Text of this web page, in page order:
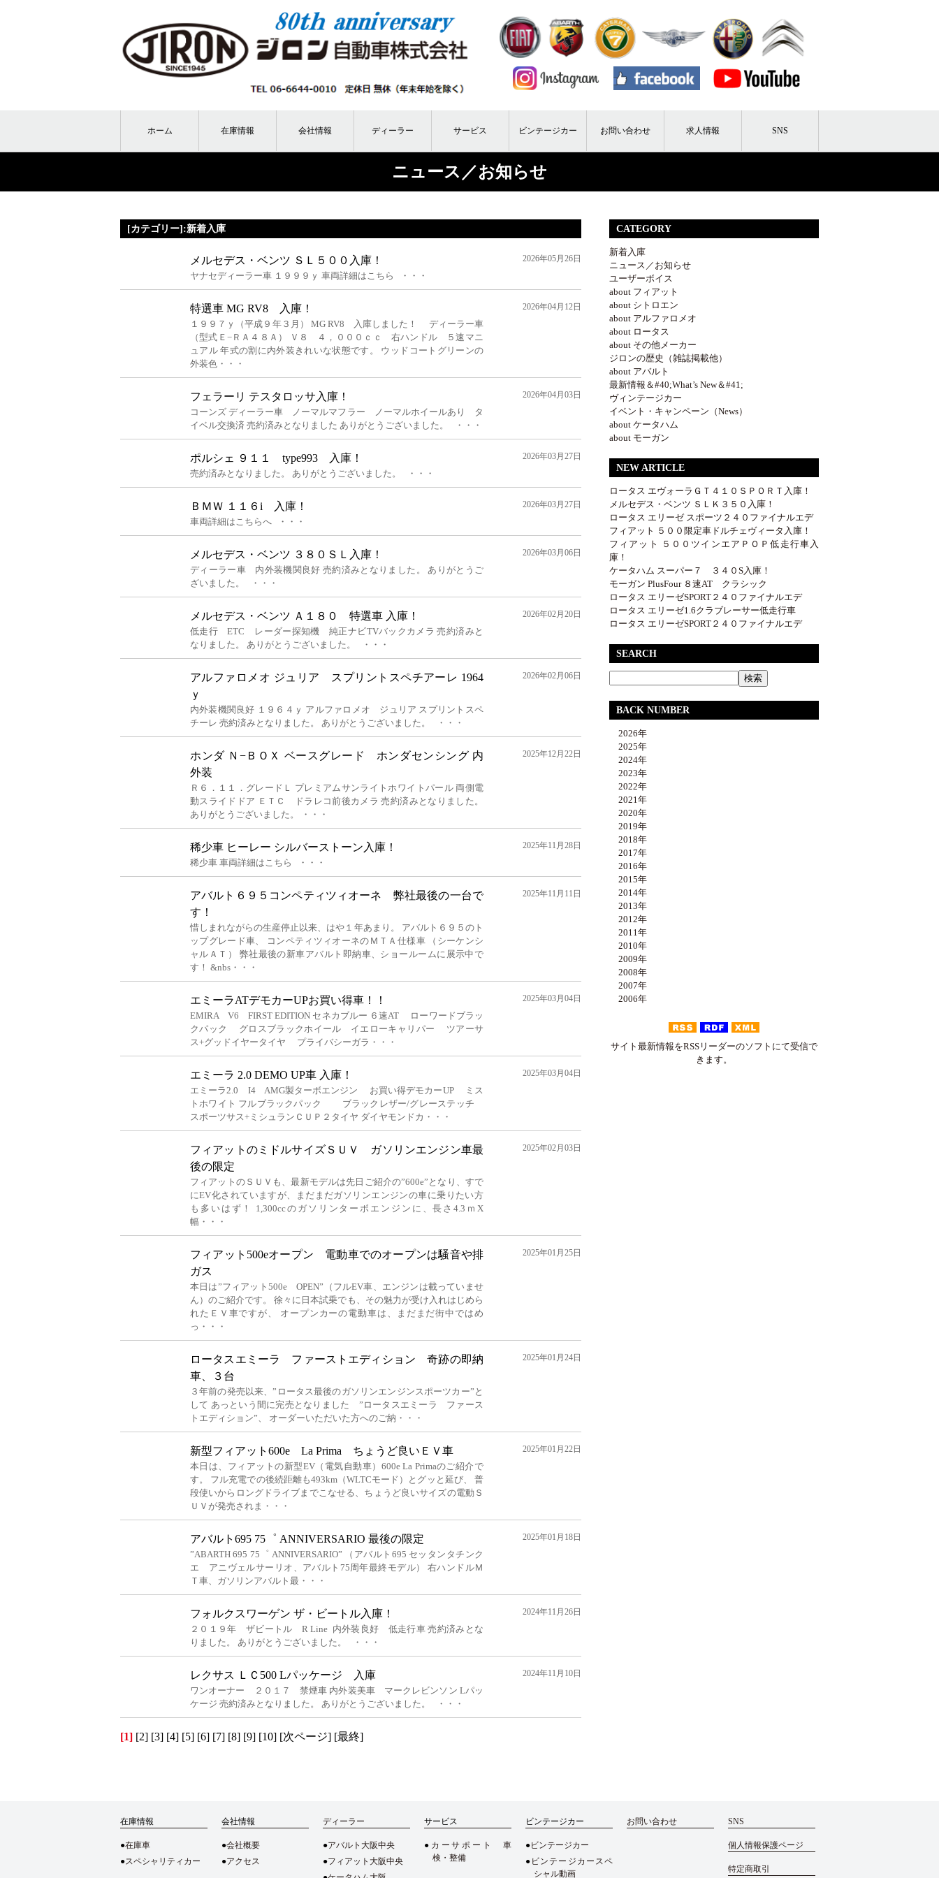
ホーム 在庫情報 会社情報 ディーラー サービス ビンテージカー お問い合わせ 求人情報 SNS
ニュース／お知らせ
[カテゴリー]:新着入庫
メルセデス・ベンツ ＳＬ５００入庫！
ヤナセディーラー車 １９９９ｙ 車両詳細はこちら ・・・
2026年05月26日
特選車 MG RV8 入庫！
１９９７ｙ（平成９年３月） MG RV8 入庫しました！ ディーラー車
（型式Ｅ−ＲＡ４８Ａ） Ｖ８ ４，０００ｃｃ 右ハンドル ５速マニ
ュアル 年式の割に内外装きれいな状態です。 ウッドコートグリーンの
外装色・・・
2026年04月12日
フェラーリ テスタロッサ入庫！
コーンズ ディーラー車 ノーマルマフラー ノーマルホイールあり タ
イベル交換済 売約済みとなりました ありがとうございました。 ・・・
2026年04月03日
ポルシェ ９１１ type993 入庫！
売約済みとなりました。 ありがとうございました。 ・・・
2026年03月27日
ＢＭＷ １１６i 入庫！
車両詳細はこちらへ ・・・
2026年03月27日
メルセデス・ベンツ ３８０ＳＬ入庫！
ディーラー車 内外装機関良好 売約済みとなりました。 ありがとうご
ざいました。 ・・・
2026年03月06日
メルセデス・ベンツ Ａ１８０ 特選車 入庫！
低走行 ETC レーダー探知機 純正ナビTVバックカメラ 売約済みと
なりました。 ありがとうございました。 ・・・
2026年02月20日
アルファロメオ ジュリア スプリントスペチアーレ 1964
ｙ
内外装機関良好 １９６４ｙ アルファロメオ ジュリア スプリントスペ
チーレ 売約済みとなりました。 ありがとうございました。 ・・・
2026年02月06日
ホンダ Ｎ−ＢＯＸ ベースグレード ホンダセンシング 内
外装
Ｒ６．１１．グレードＬ プレミアムサンライトホワイトパール 両側電
動スライドドア ＥＴＣ ドラレコ前後カメラ 売約済みとなりました。
ありがとうございました。 ・・・
2025年12月22日
稀少車 ヒーレー シルバーストーン入庫！
稀少車 車両詳細はこちら ・・・
2025年11月28日
アバルト６９５コンペティツィオーネ 弊社最後の一台で
す！
惜しまれながらの生産停止以来、はや１年あまり。 アバルト６９５のト
ップグレード車、 コンペティツィオーネのＭＴＡ仕様車 （シーケンシ
ャルＡＴ） 弊社最後の新車アバルト即納車、ショールームに展示中で
す！ &nbs・・・
2025年11月11日
エミーラATデモカーUPお買い得車！！
EMIRA V6 FIRST EDITION セネカブルー ６速AT ローワードブラッ
クパック グロスブラックホイール イエローキャリパー ツアーサ
ス+グッドイヤータイヤ プライバシーガラ・・・
2025年03月04日
エミーラ 2.0 DEMO UP車 入庫！
エミーラ2.0 I4 AMG製ターボエンジン お買い得デモカーUP ミス
トホワイト フルブラックパック ブラックレザー/グレーステッチ
スポーツサス+ミシュランＣＵＰ２タイヤ ダイヤモンドカ・・・
2025年03月04日
フィアットのミドルサイズＳＵＶ ガソリンエンジン車最
後の限定
フィアットのＳＵＶも、最新モデルは先日ご紹介の”600e”となり、すで
にEV化されていますが、まだまだガソリンエンジンの車に乗りたい方
も多いはず！ 1,300ccのガソリンターボエンジンに、長さ4.3ｍX
幅・・・
2025年02月03日
フィアット500eオープン 電動車でのオープンは騒音や排
ガス
本日は”フィアット500e OPEN”（フルEV車、エンジンは載っていませ
ん）のご紹介です。 徐々に日本試乗でも、その魅力が受け入れはじめら
れたＥＶ車ですが、 オープンカーの電動車は、まだまだ街中ではめ
っ・・・
2025年01月25日
ロータスエミーラ ファーストエディション 奇跡の即納
車、３台
３年前の発売以来、”ロータス最後のガソリンエンジンスポーツカー”と
して あっという間に完売となりました ”ロータスエミーラ ファース
トエディション”、 オーダーいただいた方へのご納・・・
2025年01月24日
新型フィアット600e La Prima ちょうど良いＥＶ車
本日は、フィアットの新型EV（電気自動車）600e La Primaのご紹介で
す。 フル充電での後続距離も493km（WLTCモード）とグッと延び、 普
段使いからロングドライブまでこなせる、ちょうど良いサイズの電動Ｓ
ＵＶが発売されま・・・
2025年01月22日
アバルト695 75゜ ANNIVERSARIO 最後の限定
”ABARTH 695 75゜ ANNIVERSARIO” （アバルト695 セッタンタチンク
エ アニヴェルサーリオ、アバルト75周年最終モデル） 右ハンドルＭ
Ｔ車、ガソリンアバルト最・・・
2025年01月18日
フォルクスワーゲン ザ・ビートル入庫！
２０１９年 ザビートル R Line 内外装良好 低走行車 売約済みとな
りました。 ありがとうございました。 ・・・
2024年11月26日
レクサス ＬＣ500 Lパッケージ 入庫
ワンオーナー ２０１７ 禁煙車 内外装美車 マークレビンソン Lパッ
ケージ 売約済みとなりました。 ありがとうございました。 ・・・
2024年11月10日
[1] [2] [3] [4] [5] [6] [7] [8] [9] [10] [次ページ] [最終]
CATEGORY
新着入庫
ニュース／お知らせ
ユーザーボイス
about フィアット
about シトロエン
about アルファロメオ
about ロータス
about その他メーカー
ジロンの歴史（雑誌掲載他）
about アバルト
最新情報＆#40;What’s New＆#41;
ヴィンテージカー
イベント・キャンペーン（News）
about ケータハム
about モーガン
NEW ARTICLE
ロータス エヴォーラＧＴ４１０ＳＰＯＲＴ入庫！
メルセデス・ベンツ ＳＬＫ３５０入庫！
ロータス エリーゼ スポーツ２４０ファイナルエデ
フィアット ５００限定車ドルチェヴィータ入庫！
フィアット ５００ツインエアＰＯＰ低走行車入
庫！
ケータハム スーパー７ ３４０S入庫！
モーガン PlusFour ８速AT クラシック
ロータス エリーゼSPORT２４０ファイナルエデ
ロータス エリーゼ1.6クラブレーサー低走行車
ロータス エリーゼSPORT２４０ファイナルエデ
SEARCH
BACK NUMBER
2026年
2025年
2024年
2023年
2022年
2021年
2020年
2019年
2018年
2017年
2016年
2015年
2014年
2013年
2012年
2011年
2010年
2009年
2008年
2007年
2006年
サイト最新情報をRSSリーダーのソフトにて受信で
きます。
在庫情報
在庫車
スペシャリティカー
会社情報
会社概要
アクセス
ディーラー
アバルト大阪中央
フィアット大阪中央
サービス
カーサポート 車
検・整備
ビンテージカー
ビンテージカー
ビンテージカースペ
シャル動画
お問い合わせ SNS
個人情報保護ページ
特定商取引